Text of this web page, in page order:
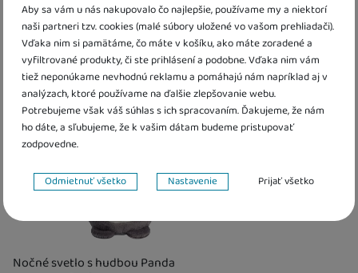
Aby sa vám u nás nakupovalo čo najlepšie, používame my a niektorí
naši partneri tzv. cookies (malé súbory uložené vo vašom prehliadači).
Vďaka nim si pamätáme, čo máte v košíku, ako máte zoradené a
vyfiltrované produkty, či ste prihlásení a podobne. Vďaka nim vám
tiež neponúkame nevhodnú reklamu a pomáhajú nám napríklad aj v
analýzach, ktoré používame na ďalšie zlepšovanie webu.
Potrebujeme však váš súhlas s ich spracovaním. Ďakujeme, že nám
ho dáte, a sľubujeme, že k vašim dátam budeme pristupovať
zodpovedne.
Nastavenie súhlasov s kategóriami cookies
VŽDY AKTÍVNE
Technické cookies umožňujú váš priechod nákupným košíkom,
Odmietnuť všetko Nastavenie Prijať všetko
ZoradiťOd najzaujímavejších
Najlacnejšie
Najdrahšie
Najviac zlacnené
Od najpredávanejších
Od najzaujímavejších 1 produkt
Cena(€)
až
Pohlavie
pre chlapcov (1)
pre dievčatá (1)
pre dievčatá i chlapcov - unisex (1)
Vek detí
od narodenia (1)
3 mesiace (
12 mesiacov
Materiál hračky
plyšové
Dostupnost
K dispozícii (
Extra
Produkty
Obľúbené
Darček zadarmo
Nočné svetlo s hudbou Panda